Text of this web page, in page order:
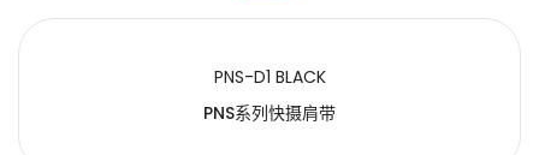
内容
PNS-D1 BLACK
PNS系列快摄肩带